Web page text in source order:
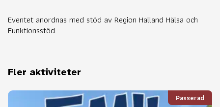
Eventet anordnas med stöd av Region Halland Hälsa och
Funktionsstöd.
Fler aktiviteter
Passerad